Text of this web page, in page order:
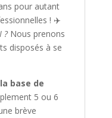
pour autant
! ✈️
?Nous prenons
disposés à se
base de
5 ou 6
brève